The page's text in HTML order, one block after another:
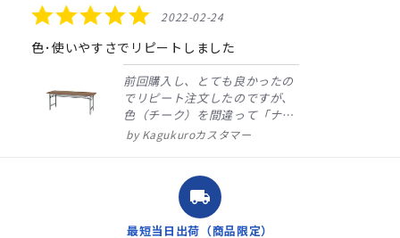
5.0
star
rating
2022-02-24
色･使いやすさでリピートしました
前回購入し、とても良かったの
でリピート注文したのですが、
色（チーク）を間違って「ナチ
ュラル」としてしまいました。
ました。商品到着も早く、品
質・使いやすさで満足していま
す。また、リピートするときは
よろしくお...
Kagukuroカスタマー
local_shipping
最短当日出荷（商品限定）